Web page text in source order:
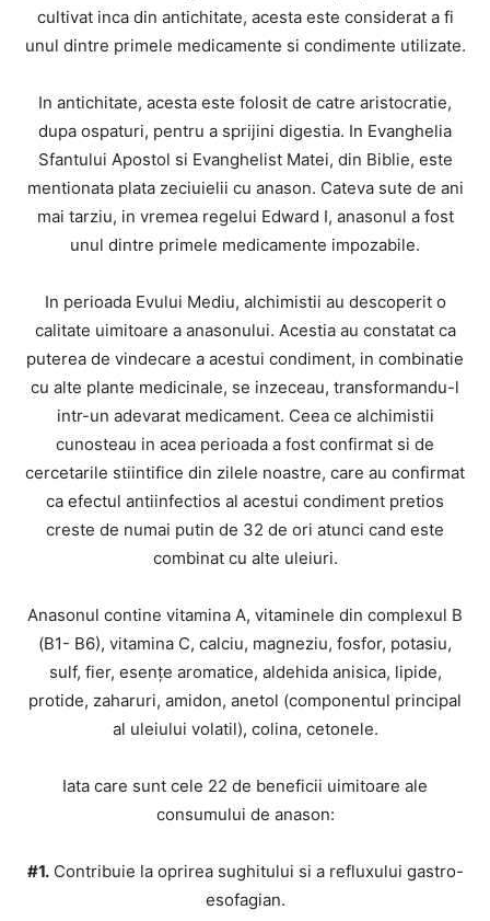
cultivat inca din antichitate, acesta este considerat a fi
unul dintre primele medicamente si condimente utilizate.
In antichitate, acesta este folosit de catre aristocratie,
dupa ospaturi, pentru a sprijini digestia. In Evanghelia
Sfantului Apostol si Evanghelist Matei, din Biblie, este
mentionata plata zeciuielii cu anason. Cateva sute de ani
mai tarziu, in vremea regelui Edward I, anasonul a fost
unul dintre primele medicamente impozabile.
In perioada Evului Mediu, alchimistii au descoperit o
calitate uimitoare a anasonului. Acestia au constatat ca
puterea de vindecare a acestui condiment, in combinatie
cu alte plante medicinale, se inzeceau, transformandu-l
intr-un adevarat medicament. Ceea ce alchimistii
cunosteau in acea perioada a fost confirmat si de
cercetarile stiintifice din zilele noastre, care au confirmat
ca efectul antiinfectios al acestui condiment pretios
creste de numai putin de 32 de ori atunci cand este
combinat cu alte uleiuri.
Anasonul contine vitamina A, vitaminele din complexul B
(B1- B6), vitamina C, calciu, magneziu, fosfor, potasiu,
sulf, fier, esenţe aromatice, aldehida anisica, lipide,
protide, zaharuri, amidon, anetol (componentul principal
al uleiului volatil), colina, cetonele.
Iata care sunt cele 22 de beneficii uimitoare ale
consumului de anason:
#1.Contribuie la oprirea sughitului si a refluxului gastro-
esofagian.